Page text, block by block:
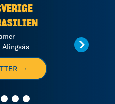
Alingsås
→